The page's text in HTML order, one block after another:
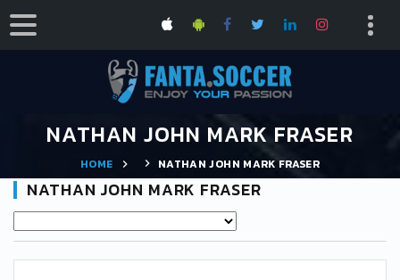
NATHAN JOHN MARK FRASER
HOME NATHAN JOHN MARK FRASER
NATHAN JOHN MARK FRASER